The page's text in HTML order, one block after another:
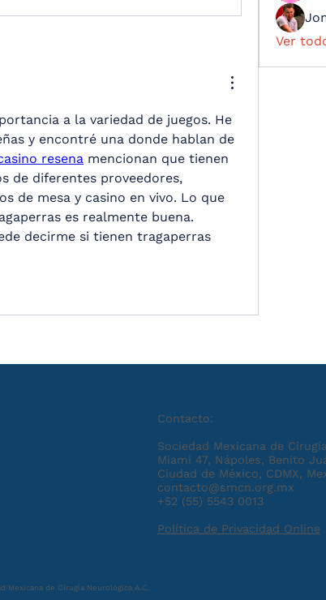
a la variedad de juegos. He
y encontré una donde hablan de
resena mencionan que tienen
de diferentes proveedores,
de mesa y casino en vivo. Lo que
es realmente buena.
decirme si tienen tragaperras
Ver
Mexicana de Cirugía Neurológica A.C.
Contacto:
Sociedad Mexicana de
Miami 47, Nápoles, Benito
Ciudad de México, CDMX,
contacto@smcn.org.mx
+52 (55) 5543 0013
Política de Privacidad Online